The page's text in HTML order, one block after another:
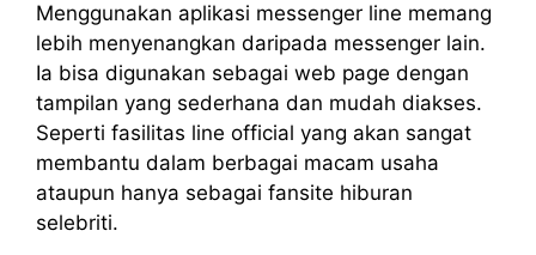
Menggunakan aplikasi messenger line memang
lebih menyenangkan daripada messenger lain.
Ia bisa digunakan sebagai web page dengan
tampilan yang sederhana dan mudah diakses.
Seperti fasilitas line official yang akan sangat
membantu dalam berbagai macam usaha
ataupun hanya sebagai fansite hiburan
selebriti.